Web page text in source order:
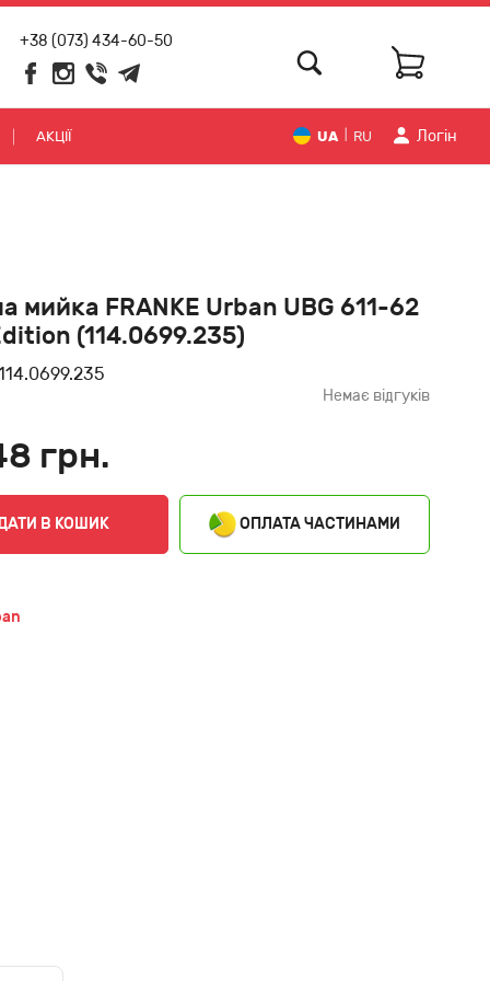
+38 (073) 434-60-50
АКЦІЇ UA RU Логiн
мийка FRANKE Urban UBG 611-62
(114.0699.235)
Немає відгуків
грн.
В КОШИК ОПЛАТА ЧАСТИНАМИ